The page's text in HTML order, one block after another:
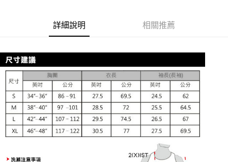
２．便利：只要手機號碼，簡訊認證，即可結帳。
３．安心：先確認商品／服務後，再付款。
【「AFTEE先享後付」結帳流程】
１．於結帳方式選擇「AFTEE先享後付」後，將跳轉至「AFTEE先享後付」
結帳頁面，進行簡訊認證並確認金額後，即可完成結帳。
２．訂單成立數日內，您將收到繳費通知簡訊。
３．收到繳費通知簡訊後14天內，點擊此簡訊中的連結，可透過四大超商／
ATM／網路銀行／等多元方式進行付款，方視為交易完成。
※ 請注意：結帳手續完成當下不需立刻繳費，但若您需要取消訂單，請聯絡
購買商品的店家。未經商家同意取消之訂單仍視為有效，需透過AFTEE先享
後付繳納相關費用。
※ 交易是否成功請以「AFTEE先享後付 」之結帳頁面顯示為準，若有關於
是否繳費成功／繳費後需取消欲退款等相關疑問，請聯繫「AFTEE先享後付
https://netprotections.freshdesk.com/support/home
全家取貨付款
每筆NT$80，滿NT$1,200(含以上)免運費
付款後全家取貨
每筆NT$80，滿NT$1,200(含以上)免運費
7-11取貨付款
每筆NT$80，滿NT$1,200(含以上)免運費
付款後7-11取貨
詳細說明 相關推薦